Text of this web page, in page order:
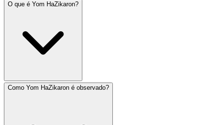
O que é Yom HaZikaron?
Como Yom HaZikaron é observado?